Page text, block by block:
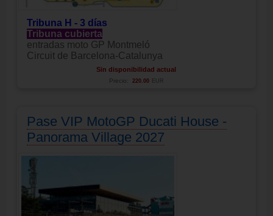
Tribuna H - 3 días
Tribuna cubierta
entradas moto GP Montmeló
Circuit de Barcelona-Catalunya
Sin disponibilidad actual
Precio: 220.00 EUR
Pase VIP MotoGP Ducati House -
Panorama Village 2027